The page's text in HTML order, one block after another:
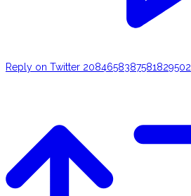
Reply on Twitter 2084658387581829502